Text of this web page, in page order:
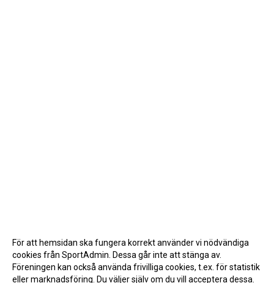
För att hemsidan ska fungera korrekt använder vi nödvändiga
cookies från SportAdmin. Dessa går inte att stänga av.
Föreningen kan också använda frivilliga cookies, t.ex. för statistik
eller marknadsföring. Du väljer själv om du vill acceptera dessa.